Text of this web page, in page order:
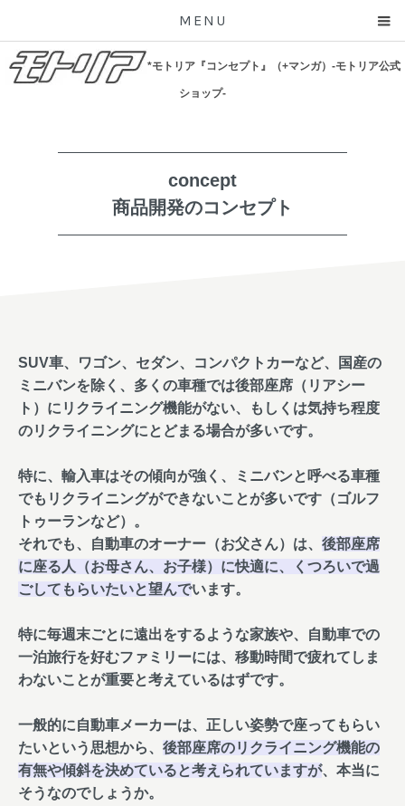
MENU
*モトリア『コンセプト』（+マンガ）-モトリア公式
ショップ-
concept
商品開発のコンセプト
SUV車、ワゴン、セダン、コンパクトカーなど、国産の
ミニバンを除く、多くの車種では後部座席（リアシー
ト）にリクライニング機能がない、もしくは気持ち程度
のリクライニングにとどまる場合が多いです。
特に、輸入車はその傾向が強く、ミニバンと呼べる車種
でもリクライニングができないことが多いです（ゴルフ
トゥーランなど）。
それでも、自動車のオーナー（お父さん）は、 後部座席
に座る人（お母さん、お子様）に快適に、くつろいで過
ごしてもらいたいと望んでいます。
特に毎週末ごとに遠出をするような家族や、自動車での
一泊旅行を好むファミリーには、移動時間で疲れてしま
わないことが重要と考えているはずです。
一般的に自動車メーカーは、正しい姿勢で座ってもらい
たいという思想から、 後部座席のリクライニング機能の
有無や傾斜を決めていると考えられていますが、本当に
そうなのでしょうか。